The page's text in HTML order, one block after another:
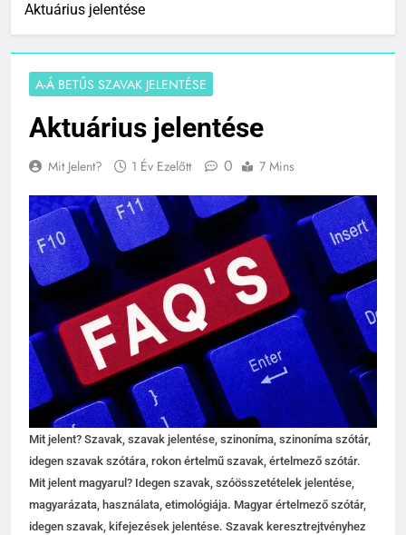
Aktuárius jelentése
A-Á BETŰS SZAVAK JELENTÉSE
Aktuárius jelentése
Mit Jelent? 1 Év Ezelőtt 0 7 Mins
Mit jelent? Szavak, szavak jelentése, szinoníma, szinoníma szótár,
idegen szavak szótára, rokon értelmű szavak, értelmező szótár.
Mit jelent magyarul? Idegen szavak, szóösszetételek jelentése,
magyarázata, használata, etimológiája. Magyar értelmező szótár,
idegen szavak, kifejezések jelentése. Szavak keresztrejtvényhez